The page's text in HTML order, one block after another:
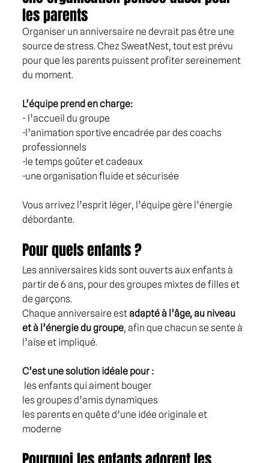
les parents
Organiser un anniversaire ne devrait pas être une
source de stress. Chez SweatNest, tout est prévu
pour que les parents puissent profiter sereinement
du moment.
L’équipe prend en charge:
- l’accueil du groupe
-l’animation sportive encadrée par des coachs
professionnels
-le temps goûter et cadeaux
-une organisation fluide et sécurisée
Vous arrivez l’esprit léger, l’équipe gère l’énergie
débordante.
Pour quels enfants ?
Les anniversaires kids sont ouverts aux enfants à
partir de 6 ans, pour des groupes mixtes de filles et
de garçons.
Chaque anniversaire est adapté à l’âge, au niveau
et à l’énergie du groupe, afin que chacun se sente à
l’aise et impliqué.
C’est une solution idéale pour :
les enfants qui aiment bouger
les groupes d’amis dynamiques
les parents en quête d’une idée originale et
moderne